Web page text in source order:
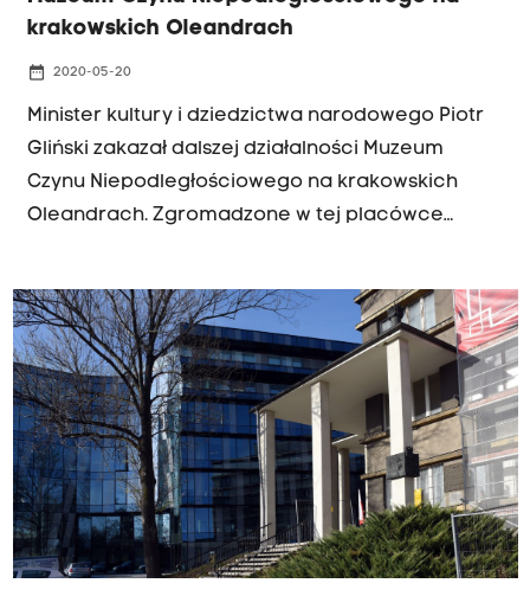
krakowskich Oleandrach
date_range 2020-05-20
Minister kultury i dziedzictwa narodowego Piotr
Gliński zakazał dalszej działalności Muzeum
Czynu Niepodległościowego na krakowskich
Oleandrach. Zgromadzone w tej placówce